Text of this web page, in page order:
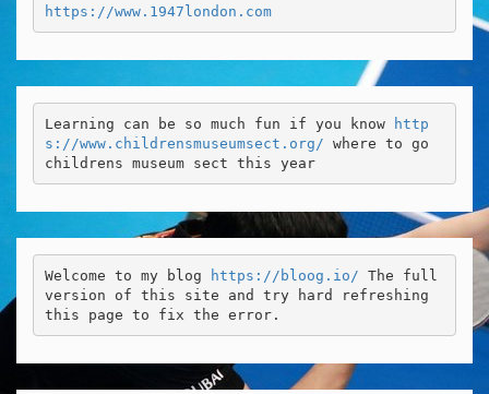
https://www.1947london.com
Learning can be so much fun if you know
http
s://www.childrensmuseumsect.org/ where to go
childrens museum sect this year
Welcome to my blog https://bloog.io/ The full
version of this site and try hard refreshing
this page to fix the error.